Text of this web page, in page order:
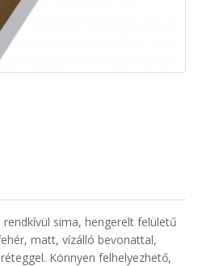
sima, hengerelt felületű
matt, vízálló bevonattal,
Könnyen felhelyezhető,